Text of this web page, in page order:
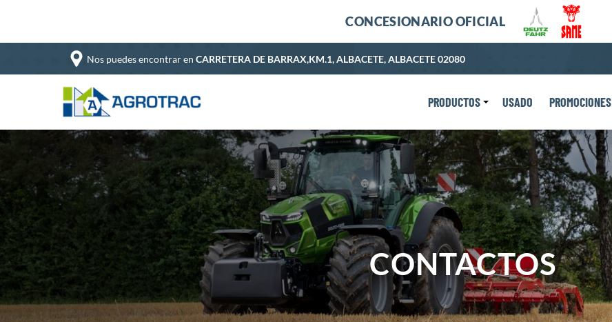
CONCESIONARIO OFICIAL
Nos puedes encontrar en CARRETERA DE BARRAX,KM.1, ALBACETE, ALBACETE 02080
PRODUCTOS USADO PROMOCIONES
CONTACTOS